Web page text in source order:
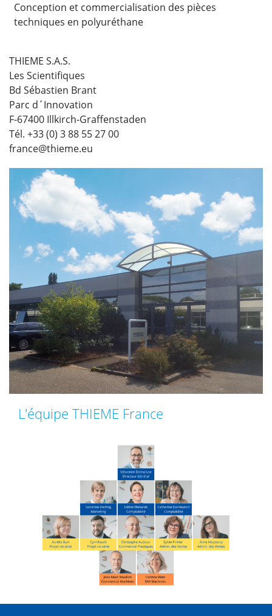
Conception et commercialisation des pièces
techniques en polyuréthane
THIEME S.A.S.
Les Scientifiques
Bd Sébastien Brant
Parc d´Innovation
F-67400 Illkirch-Graffenstaden
Tél. +33 (0) 3 88 55 27 00
france@thieme.eu
L'équipe THIEME France